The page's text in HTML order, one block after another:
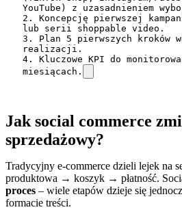
YouTube) z uzasadnieniem
2. Koncepcję pierwszej
lub serii shoppable video.
3. Plan 5 pierwszych kroków
realizacji.
4. Kluczowe KPI do
miesiącach.
Jak social commerce
sprzedażowy?
Tradycyjny e-commerce dzieli lejek na
produktowa → koszyk → płatność.
proces – wiele etapów dzieje się
formacie treści.